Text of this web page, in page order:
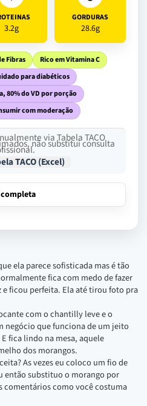
3.2g
GORDURAS
28.6g
Fibras
Rico em Vitamina C
para diabéticos
80% do VD por porção
com moderação
via Tabela TACO
não substitui consulta
TACO (Excel)
ela parece sofisticada mas é tão
fica com medo de fazer
e ficou perfeita. Ela até tirou foto pra
com o chantilly leve e o
negócio que funciona de um jeito
fica lindo na mesa, aquele
dos morangos.
As vezes eu coloco um fio de
então substituo o morango por
comentários como você costuma